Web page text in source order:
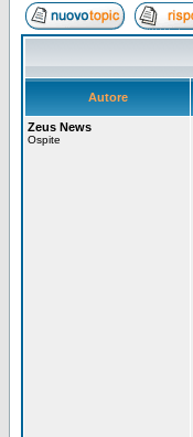
Autore
Zeus News
Ospite